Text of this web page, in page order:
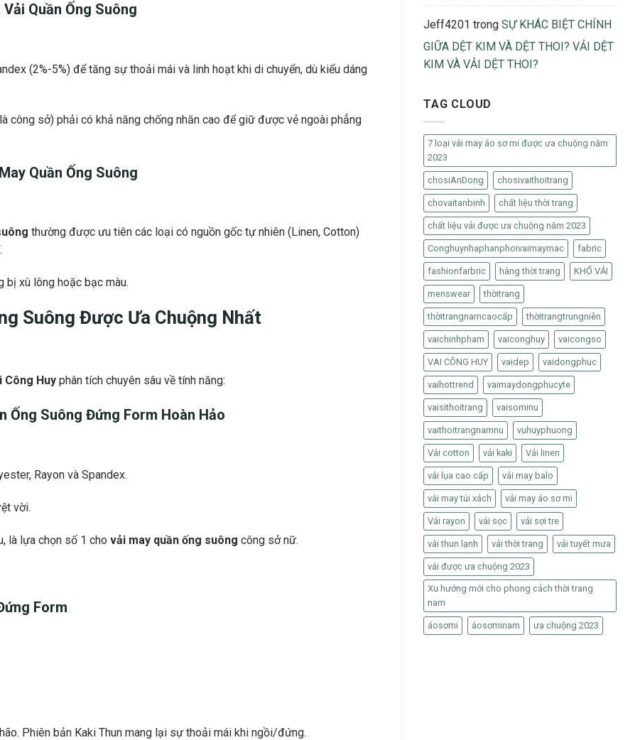
Vải Quần Ống Suông
(2%-5%) để tăng sự thoải mái và linh hoạt khi di chuyển, dù kiểu dáng
công sở) phải có khả năng chống nhăn cao để giữ được vẻ ngoài phẳng
Quần Ống Suông
thường được ưu tiên các loại có nguồn gốc tự nhiên (Linen, Cotton)
.
xù lông hoặc bạc màu.
Suông Được Ưa Chuộng Nhất
Công Huy phân tích chuyên sâu về tính năng:
Ống Suông Đứng Form Hoàn Hảo
Rayon và Spandex.
vời.
là lựa chọn số 1 cho vải may quần ống suông công sở nữ.
Form
Phiên bản Kaki Thun mang lại sự thoải mái khi ngồi/đứng.
Jeff4201 trong SỰ KHÁC BIỆT CHÍNH
GIỮA DỆT KIM VÀ DỆT THOI? VẢI DỆT
KIM VÀ VẢI DỆT THOI?
TAG CLOUD
7 loại vải may áo sơ mi được ưa chuộng năm
2023
chosiAnDong chosivaithoitrang
chovaitanbinh chất liệu thời trang
chất liệu vải được ưa chuộng năm 2023
Conghuynhaphanphoivaimaymac fabric
fashionfarbric hàng thời trang KHỔ VẢI
menswear thờitrang
thờitrangnamcaocấp thờitrangtrungniên
vaichinhpham vaiconghuy vaicongso
VAI CÔNG HUY vaidep vaidongphuc
vaihottrend vaimaydongphucyte
vaisithoitrang vaisominu
vaithoitrangnamnu vuhuyphuong
Vải cotton vải kaki Vải linen
vải lụa cao cấp vải may balo
vải may túi xách vải may áo sơ mi
Vải rayon vải sọc vải sợi tre
vải thun lạnh vải thời trang vải tuyết mưa
vải được ưa chuộng 2023
Xu hướng mới cho phong cách thời trang
nam
áosơmi áosơminam ưa chuộng 2023